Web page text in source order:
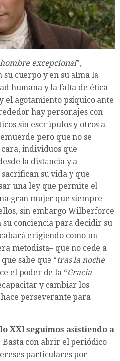
excepcional”,
cuerpo y en su alma la
humana y la falta de ética
el agotamiento psíquico ante
hay personajes con
sin escrúpulos y otros a
pero que no se
individuos que
la distancia y a
su vida y que
una ley que permite el
gran mujer que siempre
sin embargo Wilberforce
su conciencia para decidir su
erigiendo como un
metodista– que no cede a
sabe que “tras la noche
el poder de la “Gracia
y cambiar los
perseverante para
XXI seguimos asistiendo a
. Basta con abrir el periódico
particulares por